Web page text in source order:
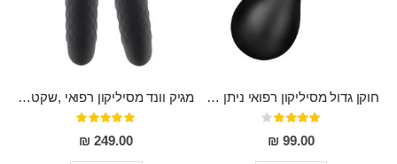
חוקן גדול מסיליקון רפואי ניתן לשימוש גם כפלאג וגם כחרוזים אנאלים
דירוג:
80%
99.00 ₪
מגיק וונד מסיליקון רפואי ,שקט במיוחד, נטען בעל 10 מהירויות שונות "Erna"
דירוג:
100%
249.00 ₪